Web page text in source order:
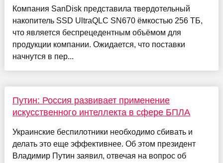
Компания SanDisk представила твердотельный
накопитель SSD UltraQLC SN670 ёмкостью 256 ТБ,
что является беспрецедентным объёмом для
продукции компании. Ожидается, что поставки
начнутся в пер...
Путин: Россия развивает применение
искусственного интеллекта в сфере БПЛА
Украинские беспилотники необходимо сбивать и
делать это еще эффективнее. Об этом президент
Владимир Путин заявил, отвечая на вопрос об